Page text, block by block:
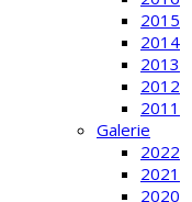
2015
2014
2013
2012
2011
Galerie
2022
2021
2020